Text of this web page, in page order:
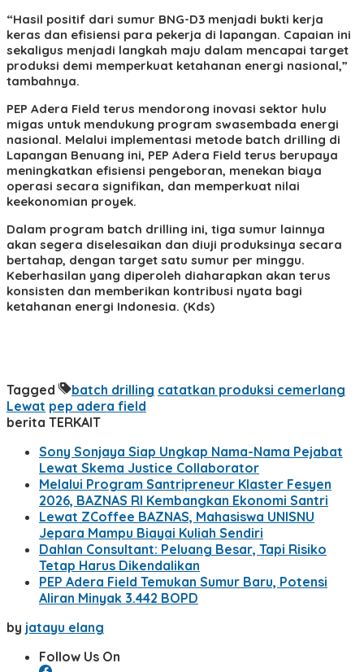
“Hasil positif dari sumur BNG-D3 menjadi bukti kerja
keras dan efisiensi para pekerja di lapangan. Capaian ini
sekaligus menjadi langkah maju dalam mencapai target
produksi demi memperkuat ketahanan energi nasional,”
tambahnya.
PEP Adera Field terus mendorong inovasi sektor hulu
migas untuk mendukung program swasembada energi
nasional. Melalui implementasi metode batch drilling di
Lapangan Benuang ini, PEP Adera Field terus berupaya
meningkatkan efisiensi pengeboran, menekan biaya
operasi secara signifikan, dan memperkuat nilai
keekonomian proyek.
Dalam program batch drilling ini, tiga sumur lainnya
akan segera diselesaikan dan diuji produksinya secara
bertahap, dengan target satu sumur per minggu.
Keberhasilan yang diperoleh diaharapkan akan terus
konsisten dan memberikan kontribusi nyata bagi
ketahanan energi Indonesia. (Kds)
Tagged batch drilling catatkan produksi cemerlang
Lewat pep adera field
berita TERKAIT
Sony Sonjaya Siap Ungkap Nama-Nama Pejabat
Lewat Skema Justice Collaborator
Melalui Program Santripreneur Klaster Fesyen
2026, BAZNAS RI Kembangkan Ekonomi Santri
Lewat ZCoffee BAZNAS, Mahasiswa UNISNU
Jepara Mampu Biayai Kuliah Sendiri
Dahlan Consultant: Peluang Besar, Tapi Risiko
Tetap Harus Dikendalikan
PEP Adera Field Temukan Sumur Baru, Potensi
Aliran Minyak 3.442 BOPD
by jatayu elang
Follow Us On